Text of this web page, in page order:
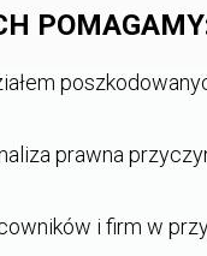
prawna
i firm w